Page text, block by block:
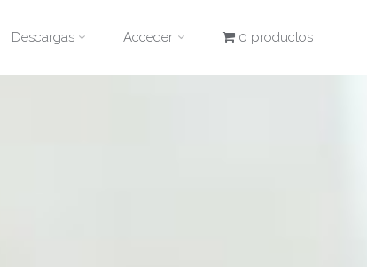
Descargas Acceder 0 productos